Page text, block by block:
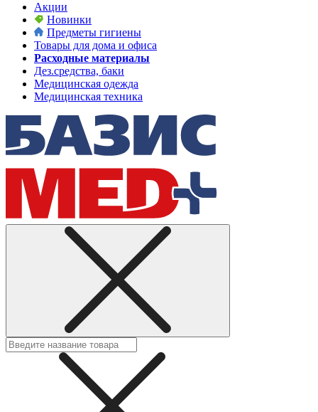
Акции
Новинки
Предметы гигиены
Товары для дома и офиса
Расходные материалы
Дез.средства, баки
Медицинская одежда
Медицинская техника